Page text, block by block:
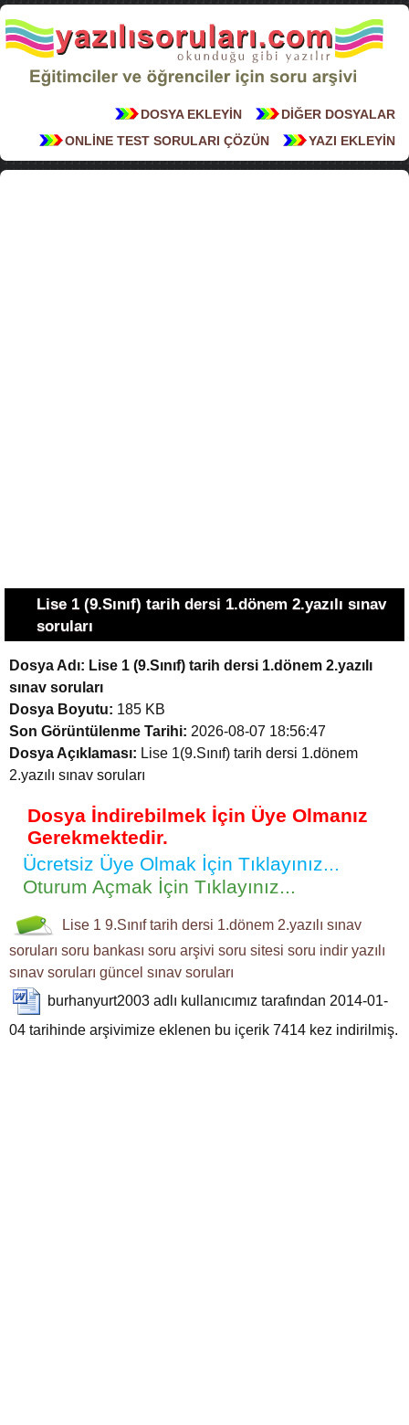
DİĞER DOSYALAR
DOSYA EKLEYİN
YAZI EKLEYİN
ONLİNE TEST SORULARI ÇÖZÜN
Lise 1 (9.Sınıf) tarih dersi 1.dönem 2.yazılı sınav
soruları
Dosya Adı: Lise 1 (9.Sınıf) tarih dersi 1.dönem 2.yazılı
sınav soruları
Dosya Boyutu: 185 KB
Son Görüntülenme Tarihi: 2026-08-07 18:56:47
Dosya Açıklaması: Lise 1(9.Sınıf) tarih dersi 1.dönem
2.yazılı sınav soruları
Dosya İndirebilmek İçin Üye Olmanız
Gerekmektedir.
Ücretsiz Üye Olmak İçin Tıklayınız...
Oturum Açmak İçin Tıklayınız...
Lise 1 9.Sınıf tarih dersi 1.dönem 2.yazılı sınav
soruları soru bankası soru arşivi soru sitesi soru indir yazılı
sınav soruları güncel sınav soruları
burhanyurt2003 adlı kullanıcımız tarafından 2014-01-
04 tarihinde arşivimize eklenen bu içerik 7414 kez indirilmiş.